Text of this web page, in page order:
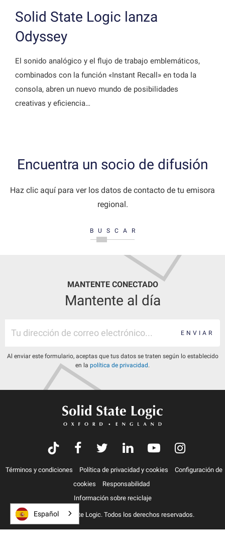
Solid State Logic lanza
Odyssey
El sonido analógico y el flujo de trabajo emblemáticos,
combinados con la función «Instant Recall» en toda la
consola, abren un nuevo mundo de posibilidades
creativas y eficiencia…
Encuentra un socio de difusión
Haz clic aquí para ver los datos de contacto de tu emisora
regional.
BUSCAR
MANTENTE CONECTADO
Mantente al día
ENVIAR
Al enviar este formulario, aceptas que tus datos se traten según lo establecido
en la política de privacidad.
Términos y condiciones Política de privacidad y cookies
Configuración de
cookies
Responsabilidad
Información sobre reciclaje
© 2026 Solid State Logic. Todos los derechos reservados.
Español